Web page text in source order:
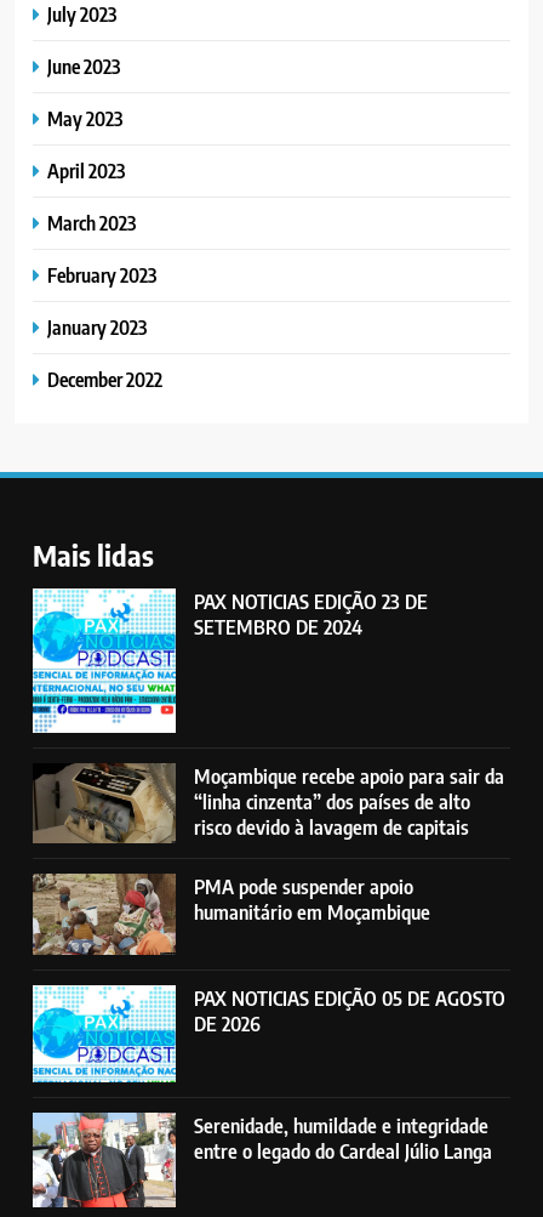
July 2023
June 2023
May 2023
April 2023
March 2023
February 2023
January 2023
December 2022
Mais lidas
PAX NOTICIAS EDIÇÃO 23 DE
SETEMBRO DE 2024
Moçambique recebe apoio para sair da
“linha cinzenta” dos países de alto
risco devido à lavagem de capitais
PMA pode suspender apoio
humanitário em Moçambique
PAX NOTICIAS EDIÇÃO 05 DE AGOSTO
DE 2026
Serenidade, humildade e integridade
entre o legado do Cardeal Júlio Langa